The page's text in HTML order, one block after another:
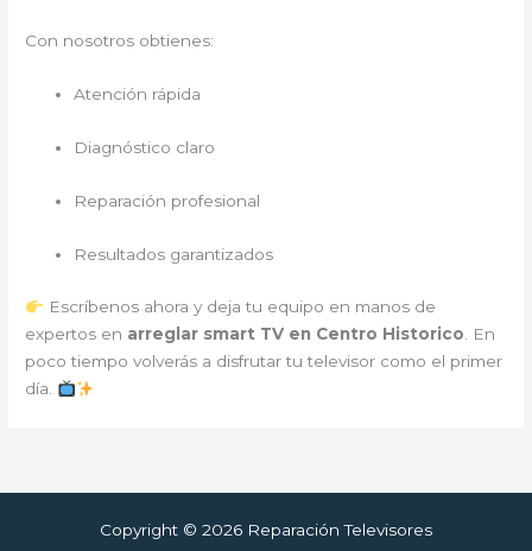
Con nosotros obtienes:
Atención rápida
Diagnóstico claro
Reparación profesional
Resultados garantizados
Escríbenos ahora y deja tu equipo en manos de
expertos en arreglar smart TV en Centro Historico. En
poco tiempo volverás a disfrutar tu televisor como el primer
día.
Copyright © 2026 Reparación Televisores